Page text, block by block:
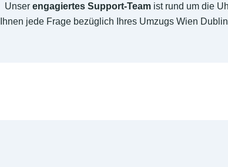
Unser engagiertes Support-Teamist rund um die
Ihnen jede Frage bezüglich Ihres Umzugs Wien